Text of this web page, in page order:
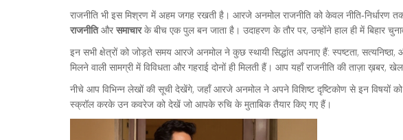
राजनीति भी इस मिश्रण में अहम जगह रखती है। आरजे अनमोल राजनीति को केवल नीति‑निर्धारण
राजनीतिऔर समाचारके बीच एक पुल बन जाता है। उदाहरण के तौर पर, उन्होंने हाल ही में बिहार
इन सभी क्षेत्रों को जोड़ते समय आरजे अनमोल ने कुछ स्थायी सिद्धांत अपनाए हैं: स्पष्टता,
मिलने वाली सामग्री में विविधता और गहराई दोनों ही मिलती हैं। आप यहाँ राजनीति की ताज़ा
नीचे आप विभिन्न लेखों की सूची देखेंगे, जहाँ आरजे अनमोल ने अपने विशिष्ट दृष्टिकोण से इन विषयों
स्क्रॉल करके उन कवरेज को देखें जो आपके रुचि के मुताबिक तैयार किए गए हैं।